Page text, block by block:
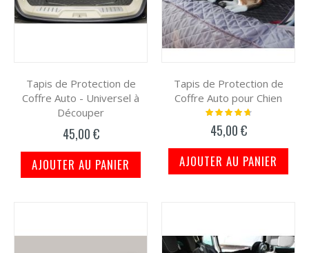
Tapis de Protection de
Coffre Auto - Universel à
Découper
45,00 €
AJOUTER AU PANIER
Tapis de Protection de
Coffre Auto pour Chien
Notation:
45,00 €
AJOUTER AU PANIER